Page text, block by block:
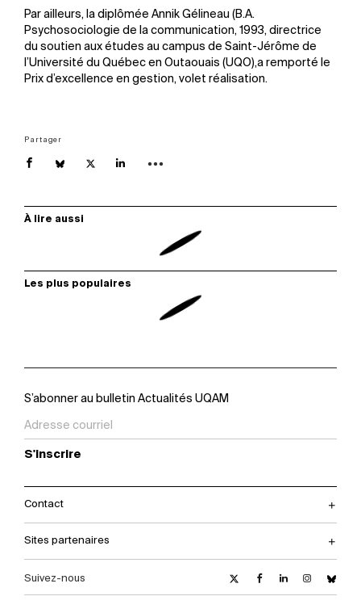
Par ailleurs, la diplômée Annik Gélineau (B.A.
Psychosociologie de la communication, 1993, directrice
du soutien aux études au campus de Saint-Jérôme de
l’Université du Québec en Outaouais (UQO),a remporté le
Prix d’excellence en gestion, volet réalisation.
Partager
À lire aussi
Les plus populaires
S’abonner au bulletin Actualités UQAM
S'inscrire
Contact
Sites partenaires
Suivez-nous